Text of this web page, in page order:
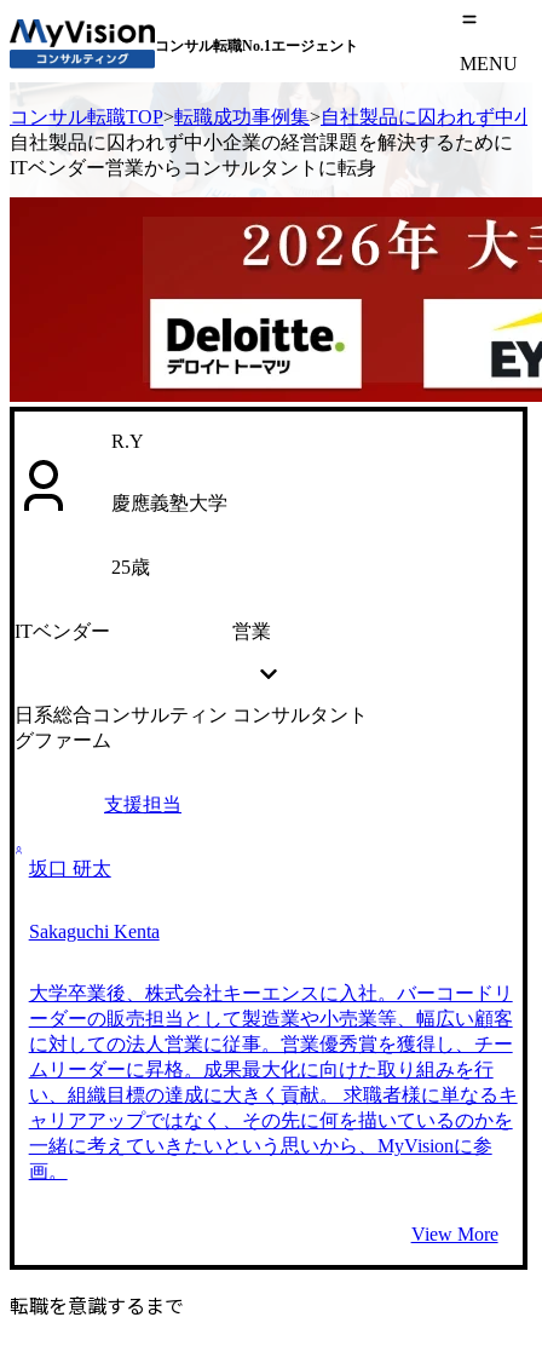
コンサル転職No.1エージェント
MENU
コンサル転職TOP>転職成功事例集>自社製品に囚われず中
自社製品に囚われず中小企業の経営課題を解決するために
ITベンダー営業からコンサルタントに転身
R.Y
慶應義塾大学
25歳
ITベンダー 営業
日系総合コンサルティン
グファーム
コンサルタント
支援担当
坂口 研太
Sakaguchi Kenta
大学卒業後、株式会社キーエンスに入社。バーコードリ
ーダーの販売担当として製造業や小売業等、幅広い顧客
に対しての法人営業に従事。営業優秀賞を獲得し、チー
ムリーダーに昇格。成果最大化に向けた取り組みを行
い、組織目標の達成に大きく貢献。 求職者様に単なるキ
ャリアアップではなく、その先に何を描いているのかを
一緒に考えていきたいという思いから、MyVisionに参
画。
View More
転職を意識するまで